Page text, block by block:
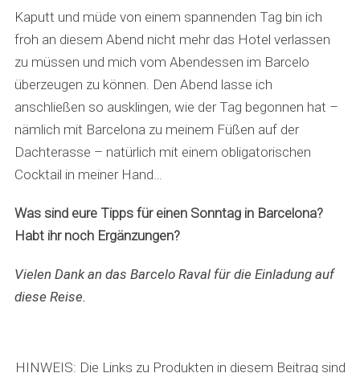
Kaputt und müde von einem spannenden Tag bin ich
froh an diesem Abend nicht mehr das Hotel verlassen
zu müssen und mich vom Abendessen im Barcelo
überzeugen zu können. Den Abend lasse ich
anschließen so ausklingen, wie der Tag begonnen hat –
nämlich mit Barcelona zu meinem Füßen auf der
Dachterasse – natürlich mit einem obligatorischen
Cocktail in meiner Hand…
Was sind eure Tipps für einen Sonntag in Barcelona?
Habt ihr noch Ergänzungen?
Vielen Dank an das Barcelo Raval für die Einladung auf
diese Reise.
HINWEIS: Die Links zu Produkten in diesem Beitrag sind